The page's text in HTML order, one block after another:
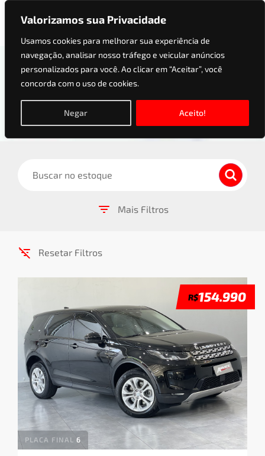
Valorizamos sua Privacidade
Usamos cookies para melhorar sua experiência de
navegação, analisar nosso tráfego e veicular anúncios
personalizados para você. Ao clicar em “Aceitar”, você
concorda com o uso de cookies.
Negar Aceito!
Estoque
qualidade que só a Avance oferece!
Buscar
Mais Filtros
Ordenar por:
Ordenação Padrão
Maior Preço
APLICAR
Final da Placa
1
2 3
Resetar Filtros
PLACA FINAL 6
R$154.990